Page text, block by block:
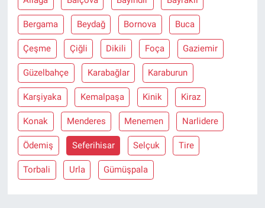
Bergama Beydağ Bornova Buca
Çeşme Çiğli Dikili Foça Gaziemir
Güzelbahçe Karabağlar Karaburun
Karşiyaka Kemalpaşa Kinik Kiraz
Konak Menderes Menemen Narlidere
Ödemiş Seferihisar Selçuk Tire
Torbali Urla Gümüşpala